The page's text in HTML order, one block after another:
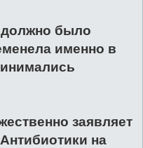
должно было
именно в
заявляет
на